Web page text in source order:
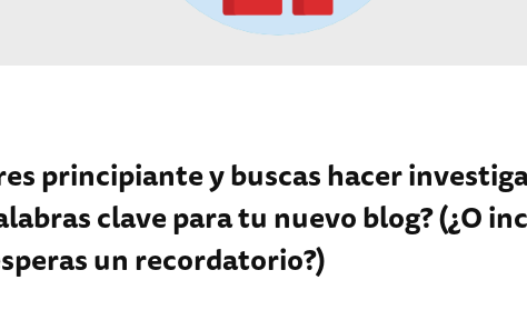
principiante y buscas hacer
clave para tu nuevo blog? (¿O
un recordatorio?)